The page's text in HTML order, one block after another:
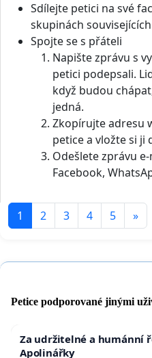
Sdílejte petici na své
skupinách
Spojte se s přáteli
Napište zprávu s
petici podepsali.
když budou
jedná.
Zkopírujte adresu
petice a vložte si ji
Odešlete zprávu
Facebook,
1 2 3 4 5 »
Petice podporované jinými
Za udržitelné a humánní
Apolinářky